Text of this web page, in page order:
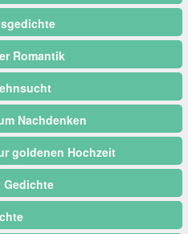
Romantik
Nachdenken
goldenen Hochzeit
Gedichte